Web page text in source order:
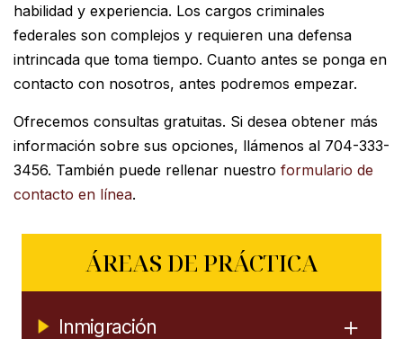
habilidad y experiencia. Los cargos criminales
federales son complejos y requieren una defensa
intrincada que toma tiempo. Cuanto antes se ponga en
contacto con nosotros, antes podremos empezar.
Ofrecemos consultas gratuitas. Si desea obtener más
información sobre sus opciones, llámenos al 704-333-
3456. También puede rellenar nuestro formulario de
contacto en línea.
ÁREAS DE PRÁCTICA
Inmigración